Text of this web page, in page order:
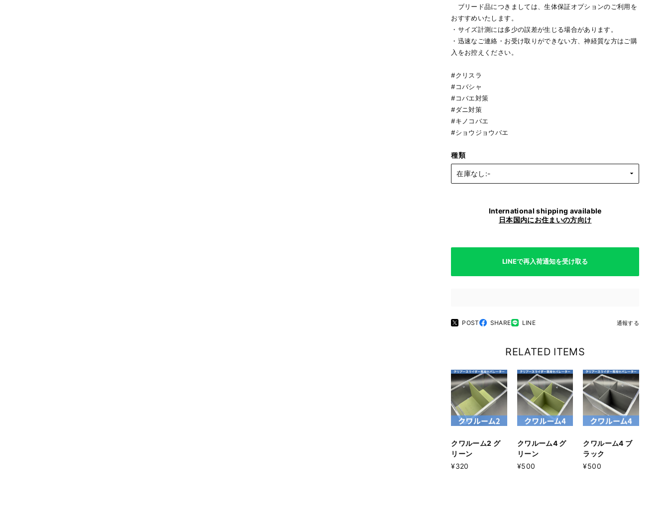
ブリード品につきましては、生体保証オプションのご利用を
おすすめいたします。
・サイズ計測には多少の誤差が生じる場合があります。
・迅速なご連絡・お受け取りができない方、神経質な方はご購
入をお控えください。
#クリスラ
#コバシャ
#コバエ対策
#ダニ対策
#キノコバエ
#ショウジョウバエ
種類
International shipping available
日本国内にお住まいの方向け
LINEで再入荷通知を受け取る
POST SHARE LINE 通報する
RELATED ITEMS
クワルーム2 グ
リーン
¥320
クワルーム4 グ
リーン
¥500
クワルーム4 ブ
ラック
¥500